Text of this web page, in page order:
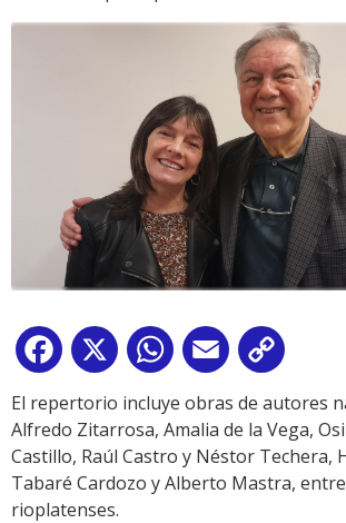
Facebook
X WhatsApp
Email
Link
El repertorio incluye obras de autores
Alfredo Zitarrosa, Amalia de la Vega,
Castillo, Raúl Castro y Néstor Techera,
Tabaré Cardozo y Alberto Mastra,
rioplatenses.